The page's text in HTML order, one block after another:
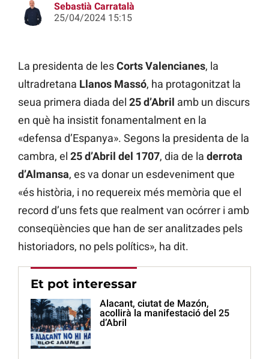
Sebastià Carratalà
25/04/2024 15:15
La presidenta de lesCorts Valencianes, la
ultradretana Llanos Massó, ha protagonitzat la
seua primera diada del 25 d’Abril amb un discurs
en què ha insistit fonamentalment en la
«defensa d’Espanya». Segons la presidenta de la
cambra, el 25 d’Abril del 1707, dia de la derrota
d’Almansa, es va donar un esdeveniment que
«és història, i no requereix més memòria que el
record d’uns fets que realment van ocórrer i amb
conseqüències que han de ser analitzades pels
historiadors, no pels polítics», ha dit.
Et pot interessar
Alacant, ciutat de Mazón,
acollirà la manifestació del 25
d’Abril